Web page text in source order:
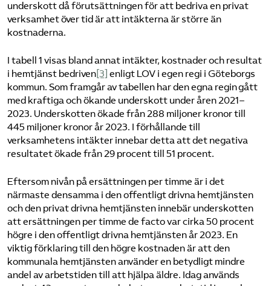
underskott då förutsättningen för att bedriva en privat
verksamhet över tid är att intäkterna är större än
kostnaderna.
I tabell 1 visas bland annat intäkter, kostnader och resultat
i hemtjänst bedriven [3] enligt LOV i egen regi i Göteborgs
kommun. Som framgår av tabellen har den egna regin gått
med kraftiga och ökande underskott under åren 2021–
2023. Underskotten ökade från 288 miljoner kronor till
445 miljoner kronor år 2023. I förhållande till
verksamhetens intäkter innebar detta att det negativa
resultatet ökade från 29 procent till 51 procent.
Eftersom nivån på ersättningen per timme är i det
närmaste densamma i den offentligt drivna hemtjänsten
och den privat drivna hemtjänsten innebär underskotten
att ersättningen per timme de facto var cirka 50 procent
högre i den offentligt drivna hemtjänsten år 2023. En
viktig förklaring till den högre kostnaden är att den
kommunala hemtjänsten använder en betydligt mindre
andel av arbetstiden till att hjälpa äldre. Idag används